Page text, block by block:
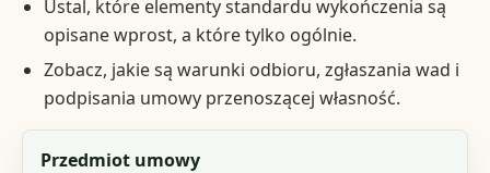
Ustal, które elementy standardu wykończenia są
opisane wprost, a które tylko ogólnie.
Zobacz, jakie są warunki odbioru, zgłaszania wad i
podpisania umowy przenoszącej własność.
Obszar
Przedmiot umowy